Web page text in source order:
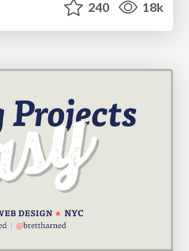
240 18k